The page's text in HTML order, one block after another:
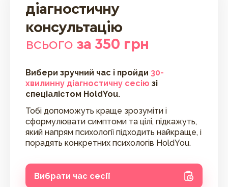
діагностичну
консультацію
всього за 350 грн
Вибери зручний час і пройди 30-
хвилинну діагностичну сесію зі
спеціалістом HoldYou.
Тобі допоможуть краще зрозуміти і
сформулювати симптоми та цілі, підкажуть,
який напрям психології підходить найкраще, і
порадять конкретних психологів HoldYou.
Вибрати час сесії